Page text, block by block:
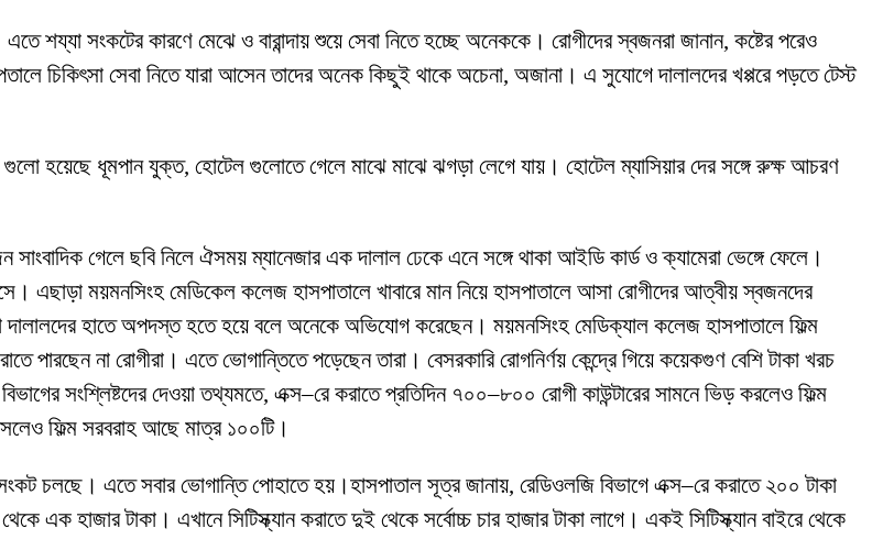
শয্যা সংকটের কারণে মেঝে ও বারান্দায় শুয়ে সেবা নিতে হচ্ছে অনেককে। রোগীদের স্বজনরা জানান, কষ্টের পরেও
চিকিৎসা সেবা নিতে যারা আসেন তাদের অনেক কিছুই থাকে অচেনা, অজানা। এ সুযোগে দালালদের খপ্পরে পড়তে টেস্ট
হয়েছে ধূমপান যুক্ত, হোটেল গুলোতে গেলে মাঝে মাঝে ঝগড়া লেগে যায়। হোটেল ম্যাসিয়ার দের সঙ্গে রুক্ষ আচরণ
গেলে ছবি নিলে ঐসময় ম্যানেজার এক দালাল ঢেকে এনে সঙ্গে থাকা আইডি কার্ড ও ক্যামেরা ভেঙ্গে ফেলে।
এছাড়া ময়মনসিংহ মেডিকেল কলেজ হাসপাতালে খাবারে মান নিয়ে হাসপাতালে আসা রোগীদের আত্বীয় স্বজনদের
দালালদের হাতে অপদস্ত হতে হয়ে বলে অনেকে অভিযোগ করেছেন। ময়মনসিংহ মেডিক্যাল কলেজ হাসপাতালে ফিল্ম
পারছেন না রোগীরা। এতে ভোগান্তিতে পড়েছেন তারা। বেসরকারি রোগনির্ণয় কেন্দ্রে গিয়ে কয়েকগুণ বেশি টাকা খরচ
সংশ্লিষ্টদের দেওয়া তথ্যমতে, এক্স–রে করাতে প্রতিদিন ৭০০–৮০০ রোগী কাউন্টারের সামনে ভিড় করলেও ফিল্ম
ফিল্ম সরবরাহ আছে মাত্র ১০০টি।
চলছে। এতে সবার ভোগান্তি পোহাতে হয়।হাসপাতাল সূত্র জানায়, রেডিওলজি বিভাগে এক্স–রে করাতে ২০০ টাকা
এক হাজার টাকা। এখানে সিটিস্ক্যান করাতে দুই থেকে সর্বোচ্চ চার হাজার টাকা লাগে। একই সিটিস্ক্যান বাইরে থেকে